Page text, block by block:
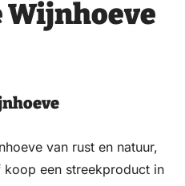
Wijnhoeve
van rust en natuur,
een streekproduct in